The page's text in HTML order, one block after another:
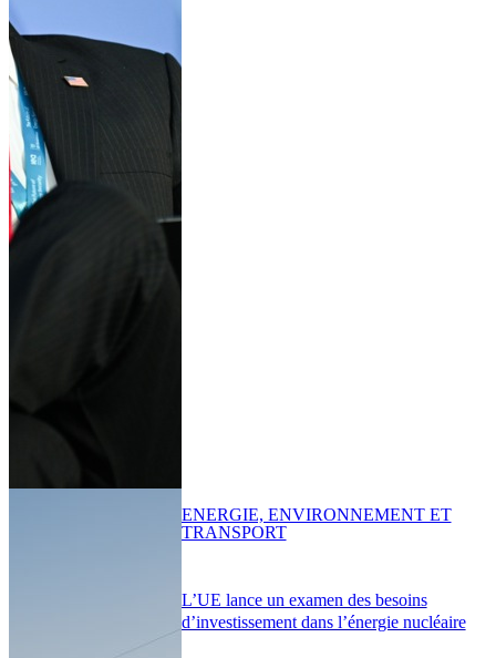
L’UE lance un examen des besoins
d’investissement dans l’énergie nucléaire
ENERGIE, ENVIRONNEMENT ET
TRANSPORT